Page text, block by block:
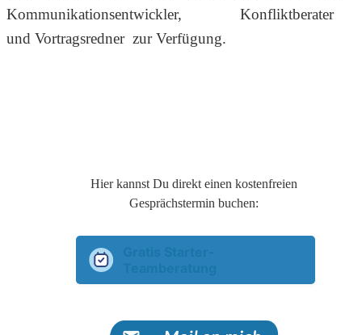
Kommunikationsentwickler,
Konfliktberater
und Vortragsredner  zur Verfügung.
Hier kannst Du direkt einen kostenfreien
Gesprächstermin buchen: